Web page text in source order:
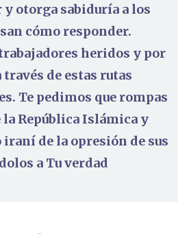
otorga sabiduría a los
cómo responder.
heridos y por
través de estas rutas
Te pedimos que rompas
la República Islámica y
de la opresión de sus
a Tu verdad